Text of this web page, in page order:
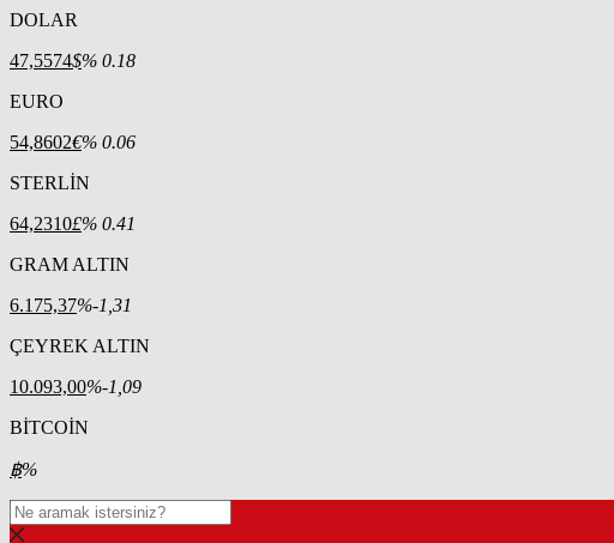
DOLAR
47,5574$% 0.18
EURO
54,8602€% 0.06
STERLİN
64,2310£% 0.41
GRAM ALTIN
6.175,37%-1,31
ÇEYREK ALTIN
10.093,00%-1,09
BİTCOİN
฿%